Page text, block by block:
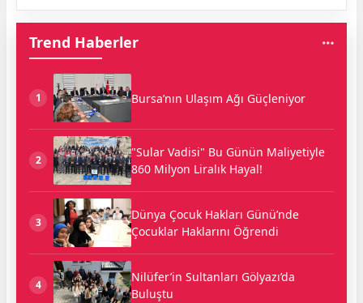
Trend Haberler
1 Bursa’nın Ulaşım Ağı Güçleniyor
2
"Sular Vadisi" Bu Günün Maliyetiyle
860 Milyon Liralık Hayal!
3
Dünya Çocuk Hakları Günü’nde
Çocuklar Haklarını Öğrendi
4
Nilüfer’in Sultanları Gölyazı’da
Buluştu